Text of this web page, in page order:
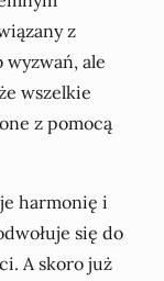
z
ale
wszelkie
z pomocą
harmonię i
się do
A skoro już